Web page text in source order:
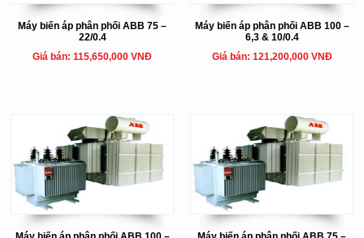
Máy biến áp phân phối ABB 75 –
22/0.4
Giá bán: 115,650,000 VNĐ
Máy biến áp phân phối ABB 100 –
6,3 & 10/0.4
Giá bán: 121,200,000 VNĐ